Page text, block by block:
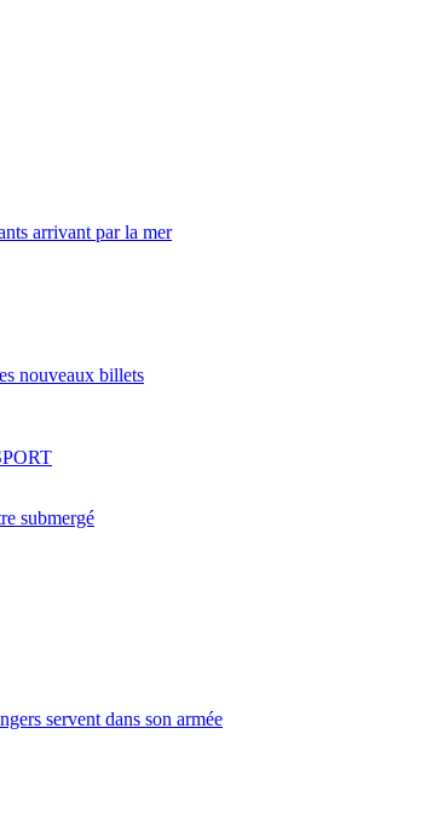
arrivant par la mer
nouveaux billets
submergé
servent dans son armée